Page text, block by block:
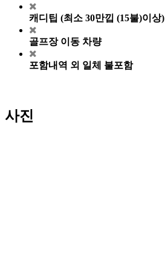
캐디팁 (최소 30만낍 (15불)이상)
골프장 이동 차량
포함내역 외 일체 불포함
사진